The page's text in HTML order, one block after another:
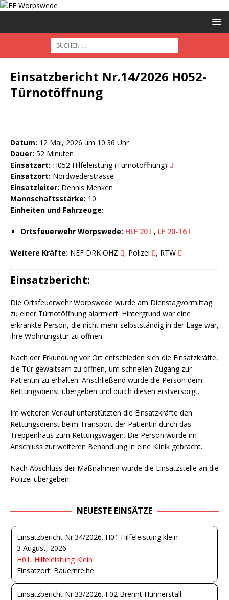
Einsatzbericht Nr.14/2026 H052-
Türnotöffnung
Datum: 12 Mai, 2026 um 10:36 Uhr
Dauer: 52 Minuten
Einsatzart: H052 Hilfeleistung (Türnotöffnung)
Einsatzort: Nordwederstrasse
Einsatzleiter: Dennis Menken
Mannschaftsstärke: 10
Einheiten und Fahrzeuge:
Ortsfeuerwehr Worpswede: HLF 20 , LF 20-16
Weitere Kräfte: NEF DRK OHZ , Polizei , RTW
Einsatzbericht:
Die Ortsfeuerwehr Worpswede wurde am Dienstagvormittag
zu einer Türnotöffnung alarmiert. Hintergrund war eine
erkrankte Person, die nicht mehr selbstständig in der Lage war,
ihre Wohnungstür zu öffnen.
Nach der Erkundung vor Ort entschieden sich die Einsatzkräfte,
die Tür gewaltsam zu öffnen, um schnellen Zugang zur
Patientin zu erhalten. Anschließend wurde die Person dem
Rettungsdienst übergeben und durch diesen erstversorgt.
Im weiteren Verlauf unterstützten die Einsatzkräfte den
Rettungsdienst beim Transport der Patientin durch das
Treppenhaus zum Rettungswagen. Die Person wurde im
Anschluss zur weiteren Behandlung in eine Klinik gebracht.
Nach Abschluss der Maßnahmen wurde die Einsatzstelle an die
Polizei übergeben.
NEUESTE EINSÄTZE
Einsatzbericht Nr.34/2026. H01 Hilfeleistung klein
3 August, 2026
H01, Hilfeleistung Klein
Einsatzort: Bauernreihe
Einsatzbericht Nr.33/2026. F02 Brennt Hühnerstall